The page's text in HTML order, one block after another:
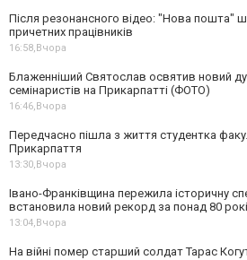
Після резонансного відео: "Нова пошта"
причетних працівників
16:58,Вчора
Блаженніший Святослав освятив новий
семінаристів на Прикарпатті (ФОТО)
16:46,Вчора
Передчасно пішла з життя студентка
Прикарпаття
13:30,Вчора
Івано-Франківщина пережила історичну
встановила новий рекорд за понад 80
13:04,Вчора
На війні помер старший солдат Тарас